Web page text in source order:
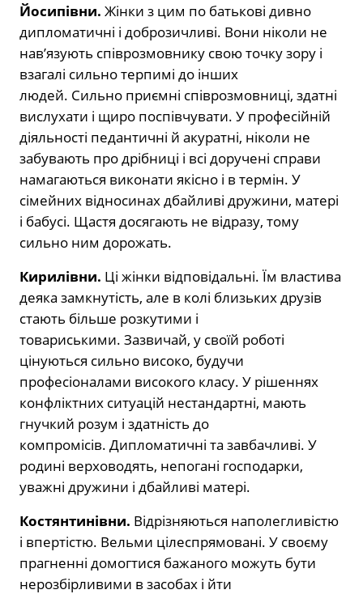
Йосипівни. Жінки з цим по батькові дивно
дипломатичні і доброзичливі. Вони ніколи не
нав’язують співрозмовнику свою точку зору і
взагалі сильно терпимі до інших
людей. Сильно приємні співрозмовниці, здатні
вислухати і щиро поспівчувати. У професійній
діяльності педантичні й акуратні, ніколи не
забувають про дрібниці і всі доручені справи
намагаються виконати якісно і в термін. У
сімейних відносинах дбайливі дружини, матері
і бабусі. Щастя досягають не відразу, тому
сильно ним дорожать.
Кирилівни. Ці жінки відповідальні. Їм властива
деяка замкнутість, але в колі близьких друзів
стають більше розкутими і
товариськими. Зазвичай, у своїй роботі
цінуються сильно високо, будучи
професіоналами високого класу. У рішеннях
конфліктних ситуацій нестандартні, мають
гнучкий розум і здатність до
компромісів. Дипломатичні та завбачливі. У
родині верховодять, непогані господарки,
уважні дружини і дбайливі матері.
Костянтинівни. Відрізняються наполегливістю
і впертістю. Вельми цілеспрямовані. У своєму
прагненні домогтися бажаного можуть бути
нерозбірливими в засобах і йти